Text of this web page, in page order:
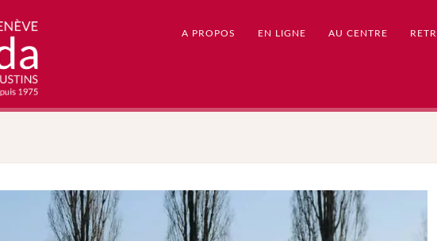
A PROPOS EN LIGNE AU CENTRE